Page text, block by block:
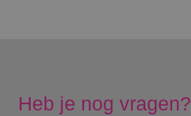
Heb je nog vragen?